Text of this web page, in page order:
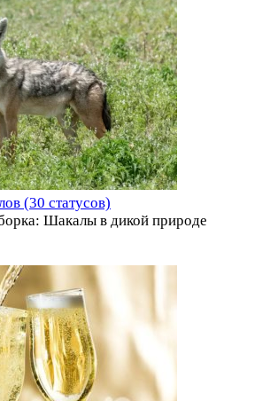
(30 статусов)
Шакалы в дикой природе